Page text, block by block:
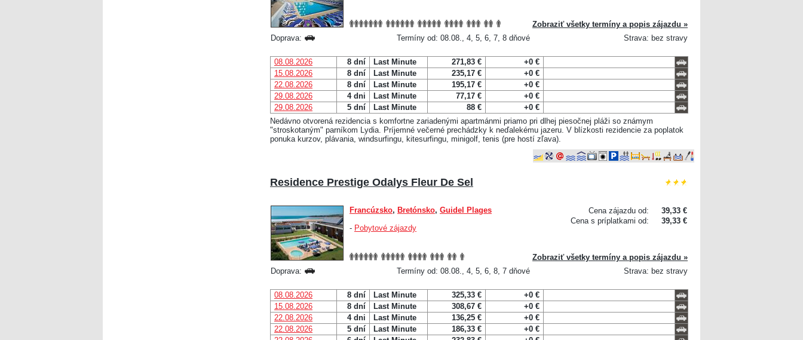
Zobraziť všetky termíny a popis zájazdu »
Doprava:
Termíny od: 08.08., 4, 5, 6, 7, 8 dňové Strava: bez stravy
08.08.2026 8 dní Last Minute 271,83 €
+0 €
15.08.2026
8 dní Last Minute 235,17 €
+0 €
22.08.2026
8 dní Last Minute 195,17 €
+0 €
29.08.2026
4 dni Last Minute 77,17 €
+0 €
29.08.2026
5 dní Last Minute 88 €
+0 €
Nedávno otvorená rezidencia s komfortne zariadenými apartmánmi priamo pri dlhej piesočnej pláži so známym
"stroskotaným" parníkom Lydia. Príjemné večerné prechádzky k neďalekému jazeru. V blízkosti rezidencie za poplatok
ponuka kurzov, plávania, windsurfingu, kitesurfingu, minigolf, tenis (pre hostí zľava).
Residence Prestige Odalys Fleur De Sel
Cena zájazdu od:
39,33 €
Cena s príplatkami od:
39,33 €
Francúzsko, Bretónsko, Guidel Plages
- Pobytové zájazdy
Zobraziť všetky termíny a popis zájazdu »
Doprava:
Termíny od: 08.08., 4, 5, 6, 8, 7 dňové Strava: bez stravy
08.08.2026 8 dní Last Minute 325,33 €
+0 €
15.08.2026
8 dní Last Minute 308,67 €
+0 €
22.08.2026
4 dni Last Minute 136,25 €
+0 €
22.08.2026
5 dní Last Minute 186,33 €
+0 €